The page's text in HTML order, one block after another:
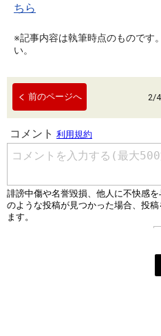
ちら
※記事内容は執筆時点のものです
い。
前のページへ 2/4